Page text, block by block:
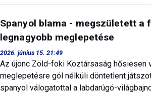
Spanyol blama - megszületett a
legnagyobb meglepetése
2026. június 15. 21:49
Az újonc Zöld-foki Köztársaság hősiesen
meglepetésre gól nélküli döntetlent
spanyol válogatottal a labdarúgó-